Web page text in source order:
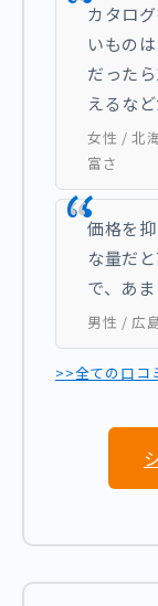
カタロ
いもの
だった
えるな
女性 / 北
富さ
価格を
な量だ
で、あ
男性 / 広
>>全ての口コ